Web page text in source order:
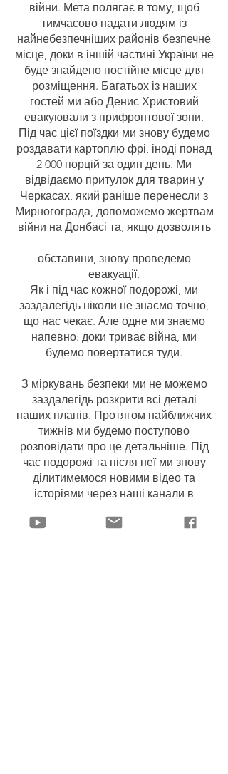
війни. Мета полягає в тому, щоб
тимчасово надати людям із
найнебезпечніших районів безпечне
місце, доки в іншій частині України не
буде знайдено постійне місце для
розміщення. Багатьох із наших
гостей ми або Денис Христовий
евакуювали з прифронтової зони.
Під час цієї поїздки ми знову будемо
роздавати картоплю фрі, іноді понад
2 000 порцій за один день. Ми
відвідаємо притулок для тварин у
Черкасах, який раніше перенесли з
Мирногограда, допоможемо жертвам
війни на Донбасі та, якщо дозволять
обставини, знову проведемо
евакуації.
Як і під час кожної подорожі, ми
заздалегідь ніколи не знаємо точно,
що нас чекає. Але одне ми знаємо
напевно: доки триває війна, ми
будемо повертатися туди.
З міркувань безпеки ми не можемо
заздалегідь розкрити всі деталі
наших планів. Протягом найближчих
тижнів ми будемо поступово
розповідати про це детальніше. Під
час подорожі та після неї ми знову
ділитимемося новими відео та
історіями через наші канали в